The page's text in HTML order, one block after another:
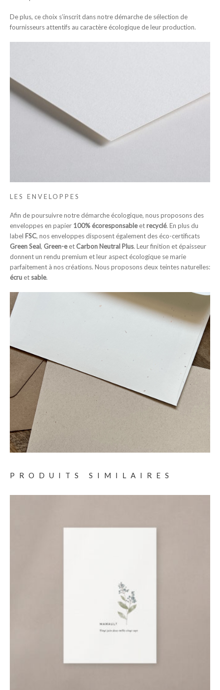
De plus, ce choix s’inscrit dans notre démarche de sélection de
fournisseurs attentifs au caractère écologique de leur production.
LES ENVELOPPES
Afin de poursuivre notre démarche écologique, nous proposons des
enveloppes en papier 100% écoresponsableetrecyclé. En plus du
label FSC, nos enveloppes disposent également des éco-certificats
Green Seal, Green-eetCarbon Neutral Plus. Leur finition et épaisseur
donnent un rendu premium et leur aspect écologique se marie
parfaitement à nos créations. Nous proposons deux teintes naturelles:
écru et sable.
PRODUITS SIMILAIRES